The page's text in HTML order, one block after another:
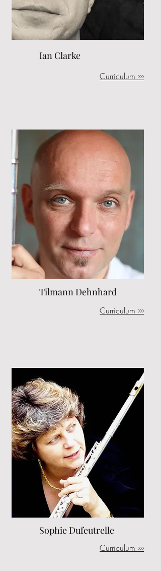
Ian Clarke
Curriculum ›››
Tilmann Dehnhard
Curriculum ›››
Sophie Dufeutrelle
Curriculum ›››